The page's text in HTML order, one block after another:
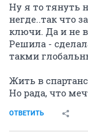
Ну я то тянуть
негде..так что
ключи. Да и не
Решила -
такми
Жить в
Но рада, что
ОТВЕТИТЬ